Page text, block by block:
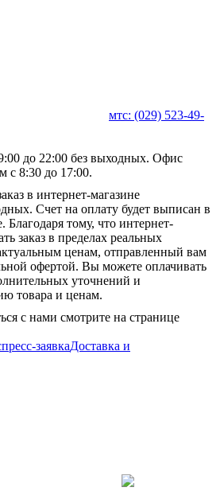
мтс: (029) 523-49-
до 22:00 без выходных. Офис
с 8:30 до 17:00.
в интернет-магазине
Счет на оплату будет выписан в
Благодаря тому, что интернет-
заказ в пределах реальных
ценам, отправленный вам
офертой. Вы можете оплачивать
уточнений и
товара и ценам.
с нами смотрите на странице
заявкаДоставка и